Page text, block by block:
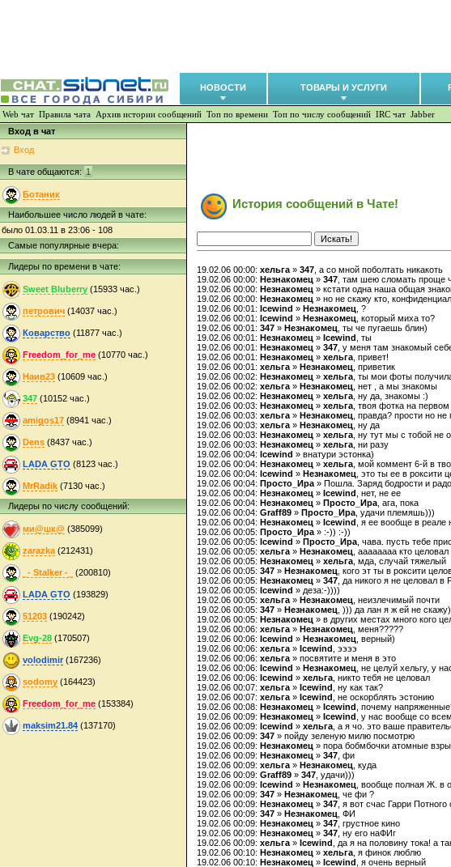
НОВОСТИ ТОВАРЫ И УСЛУГИ
Web чат Правила чата Архив истории сообщений Топ по времени Топ по числу сообщений IRC чат Jabber
Вход в чат
Вход
В чате общаются: 1
Ботаник
Наибольшее число людей в чате:
было 01.03.11 в 23:06 - 108
Самые популярные вчера:
Лидеры по времени в чате:
Sweet Bluberry (15933 час.)
петрович (14037 час.)
Коварство (11877 час.)
Freedom_for_me (10770 час.)
Наив23 (10609 час.)
347 (10152 час.)
amigos17 (8941 час.)
Dens (8437 час.)
LADA GTO (8123 час.)
MrRadik (7130 час.)
Лидеры по числу сообщений:
ми@шк@ (385099)
zarazka (212431)
_- Stalker -_ (200810)
LADA GTO (193829)
51203 (190242)
Evg-28 (170507)
volodimir(167236)
sodomy (164423)
Freedom_for_me (153384)
maksim21.84 (137170)
История сообщений в Чате!
19.02.06 00:00: хельга » 347 , а со мной поболтать никакоть
19.02.06 00:00: Незнакомец » 347 , там шею сломать проще
19.02.06 00:00: Незнакомец » кстати одна наша общая
19.02.06 00:00: Незнакомец » но не скажу кто,
19.02.06 00:01: Icewind » Незнакомец , ?
19.02.06 00:01: Icewind » Незнакомец , который миха то?
19.02.06 00:01: 347 » Незнакомец , ты че пугаешь блин)
19.02.06 00:01: Незнакомец » Icewind
, ты
19.02.06 00:01: Незнакомец » 347 , у меня там знакомый
19.02.06 00:01: Незнакомец » хельга , привет!
19.02.06 00:01: хельга » Незнакомец , приветик
19.02.06 00:02: Незнакомец » хельга , ты мои фоты
19.02.06 00:02: хельга » Незнакомец , нет , а мы знакомы
19.02.06 00:02: Незнакомец » хельга , ну да, знакомы :)
19.02.06 00:03: Незнакомец » хельга , твоя фотка на
19.02.06 00:03: хельга » Незнакомец , правда? прости но
19.02.06 00:03: хельга » Незнакомец , ну да
19.02.06 00:03: Незнакомец » хельга , ну тут мы с тобой не
19.02.06 00:03: Незнакомец » хельга , ни разу
19.02.06 00:04: Icewind » внатури эстонка)
19.02.06 00:04: Незнакомец » хельга , мой коммент 6-й в
19.02.06 00:04: Icewind » Незнакомец , это ты ее в роксити
19.02.06 00:04: Просто_Ира » Пошла. Заряд бодрости и
19.02.06 00:04: Незнакомец » Icewind
, нет, не ее
19.02.06 00:04: Незнакомец » Просто_Ира , ага, пока
19.02.06 00:04: Graff89 » Просто_Ира , удачи племяшь)))
19.02.06 00:04: Незнакомец » Icewind
, я ее вообще в реале
19.02.06 00:05: Просто_Ира » :-)) :-))
19.02.06 00:05: Icewind » Просто_Ира , чава. пусть тебе
19.02.06 00:05: хельга » Незнакомец , аааааааа кто
19.02.06 00:05: Незнакомец » хельга , мда, случай тяжелый
19.02.06 00:05: 347 » Незнакомец , кого эт ты в роксити
19.02.06 00:05: Незнакомец » 347 , да никого я не целовал
19.02.06 00:05: Icewind » деза:-))))
19.02.06 00:05: хельга » Незнакомец , неизлечимый почти
19.02.06 00:05: 347 » Незнакомец , ))) да лан я ж ей не скажу)
19.02.06 00:05: Незнакомец » в других местах много кого
19.02.06 00:06: хельга » Незнакомец , меня?????
19.02.06 00:06: Icewind » Незнакомец , верный)
19.02.06 00:06: хельга » Icewind
, ээээ
19.02.06 00:06: хельга » посвятите и меня в это
19.02.06 00:06: Icewind » Незнакомец , не целуй хельгу, у
19.02.06 00:06: Icewind » хельга , никто тебя не целовал
19.02.06 00:07: хельга » Icewind
, ну как так?
19.02.06 00:07: хельга » Icewind
, не оскорблять эстонию
19.02.06 00:08: Незнакомец » Icewind
, почему
19.02.06 00:09: Незнакомец » Icewind
, у нас вообще со
19.02.06 00:09: Icewind » хельга , а я чо. это ваше
19.02.06 00:09: 347 » пойду зеленую милю посмотрю
19.02.06 00:09: Незнакомец » пора бобмбочки атомные
19.02.06 00:09: Незнакомец » 347 , фи
19.02.06 00:09: хельга » Незнакомец , куда
19.02.06 00:09: Graff89 » 347 , удачи)))
19.02.06 00:09: Icewind » Незнакомец , вообще полная Ж. в
19.02.06 00:09: 347 » Незнакомец , че фи ?
19.02.06 00:09: Незнакомец » 347 , я вот счас Гарри
19.02.06 00:09: 347 » Незнакомец , ФИ
19.02.06 00:09: Незнакомец » 347 , грустное кино
19.02.06 00:09: Незнакомец » 347 , ну его наФИг
19.02.06 00:09: хельга » Icewind
, да я на половину тока! а
19.02.06 00:10: Незнакомец » хельга , я финок люблю
19.02.06 00:10: Незнакомец » Icewind
, я очень верный